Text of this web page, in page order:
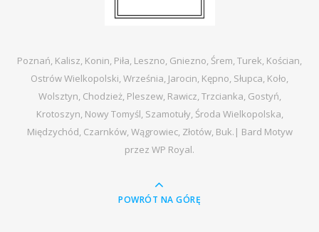
Poznań, Kalisz, Konin, Piła, Leszno, Gniezno, Śrem, Turek, Kościan,
Ostrów Wielkopolski, Września, Jarocin, Kępno, Słupca, Koło,
Wolsztyn, Chodzież, Pleszew, Rawicz, Trzcianka, Gostyń,
Krotoszyn, Nowy Tomyśl, Szamotuły, Środa Wielkopolska,
Międzychód, Czarnków, Wągrowiec, Złotów, Buk.| Bard Motyw
przez WP Royal.
POWRÓT NA GÓRĘ